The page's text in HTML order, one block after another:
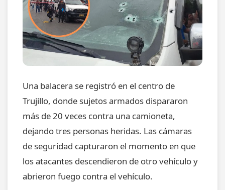
Una balacera se registró en el centro de
Trujillo, donde sujetos armados dispararon
más de 20 veces contra una camioneta,
dejando tres personas heridas. Las cámaras
de seguridad capturaron el momento en que
los atacantes descendieron de otro vehículo y
abrieron fuego contra el vehículo.